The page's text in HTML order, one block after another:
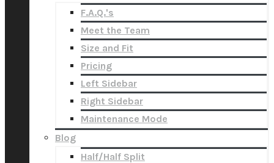
F.A.Q.'s
Meet the Team
Size and Fit
Pricing
Left Sidebar
Right Sidebar
Maintenance Mode
Blog
Half/Half Split